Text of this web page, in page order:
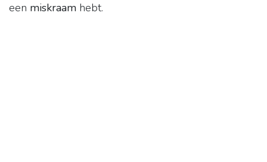
een miskraam hebt.